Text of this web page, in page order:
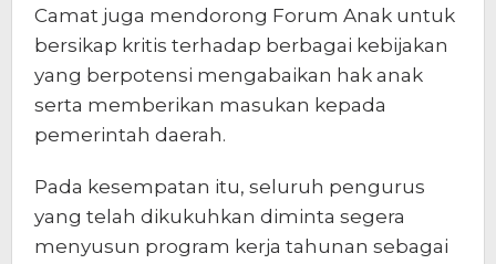
Camat juga mendorong Forum Anak untuk
bersikap kritis terhadap berbagai kebijakan
yang berpotensi mengabaikan hak anak
serta memberikan masukan kepada
pemerintah daerah.
Pada kesempatan itu, seluruh pengurus
yang telah dikukuhkan diminta segera
menyusun program kerja tahunan sebagai